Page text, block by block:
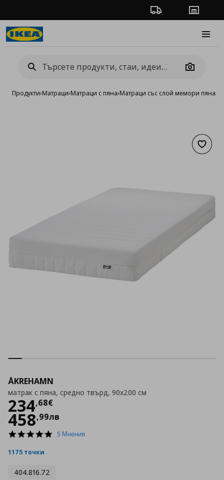
Проследяване на
Camera
Продукти›Матраци›Матраци с пяна›Матраци със слой мемори пяна›
ÅKREHAMN
матрак с пяна, средно твърд, 90x200 см
234,68€
Цена
458,99лв
4.8
5 Мнения
1175 точки
404.816.72